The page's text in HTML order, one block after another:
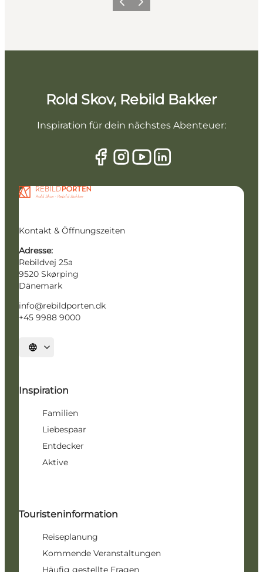
Vorherige Folie
Nächste Folie
Rold Skov, Rebild Bakker
Inspiration für dein nächstes Abenteuer:
Kontakt & Öffnungszeiten
Adresse:
Rebildvej 25a
9520 Skørping
Dänemark
info@rebildporten.dk
+45 9988 9000
Sprache auswählen
Inspiration
Familien
Liebespaar
Entdecker
Aktive
Touristeninformation
Reiseplanung
Kommende Veranstaltungen
Häufig gestellte Fragen